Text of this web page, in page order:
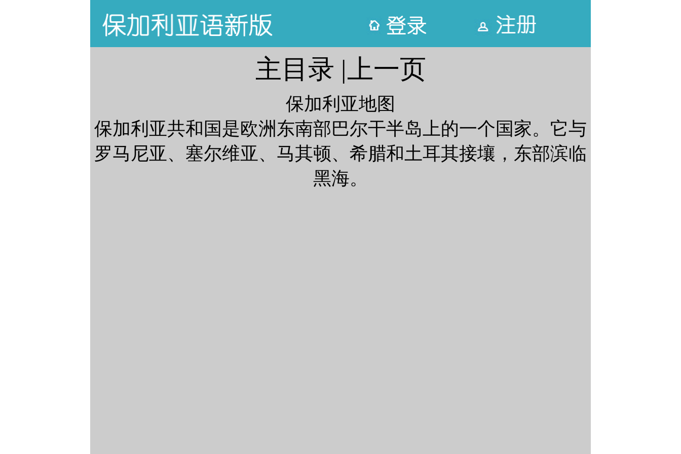
主目录 | 上一页
保加利亚地图
保加利亚共和国是欧洲东南部巴尔干半岛上的一个国家。它与
罗马尼亚、塞尔维亚、马其顿、希腊和土耳其接壤，东部滨临
黑海。